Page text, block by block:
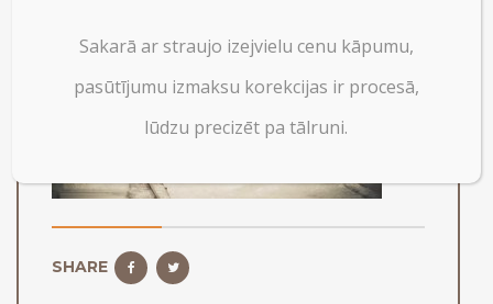
SHARE
Sakarā ar straujo izejvielu cenu kāpumu,
pasūtījumu izmaksu korekcijas ir procesā,
lūdzu precizēt pa tālruni.